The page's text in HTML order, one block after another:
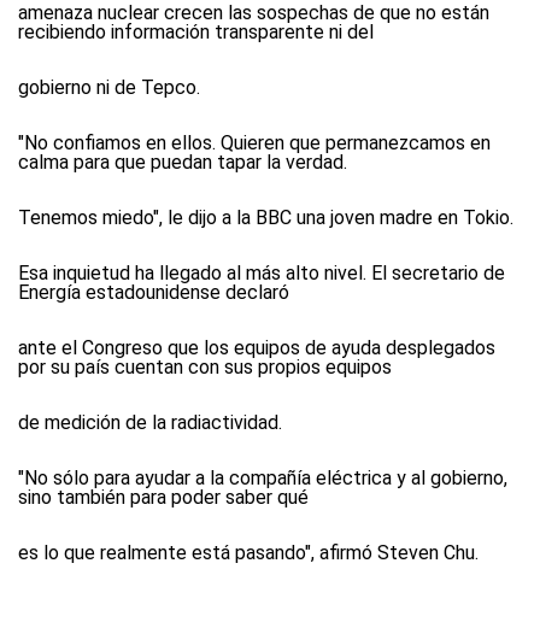
amenaza nuclear crecen las sospechas de que no están
recibiendo información transparente ni del
gobierno ni de Tepco.
"No confiamos en ellos. Quieren que permanezcamos en
calma para que puedan tapar la verdad.
Tenemos miedo", le dijo a la BBC una joven madre en Tokio.
Esa inquietud ha llegado al más alto nivel. El secretario de
Energía estadounidense declaró
ante el Congreso que los equipos de ayuda desplegados
por su país cuentan con sus propios equipos
de medición de la radiactividad.
"No sólo para ayudar a la compañía eléctrica y al gobierno,
sino también para poder saber qué
es lo que realmente está pasando", afirmó Steven Chu.